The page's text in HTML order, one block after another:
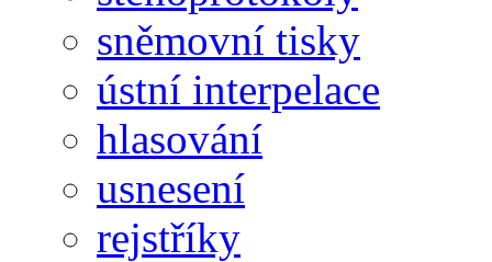
sněmovní tisky
ústní interpelace
hlasování
usnesení
rejstříky